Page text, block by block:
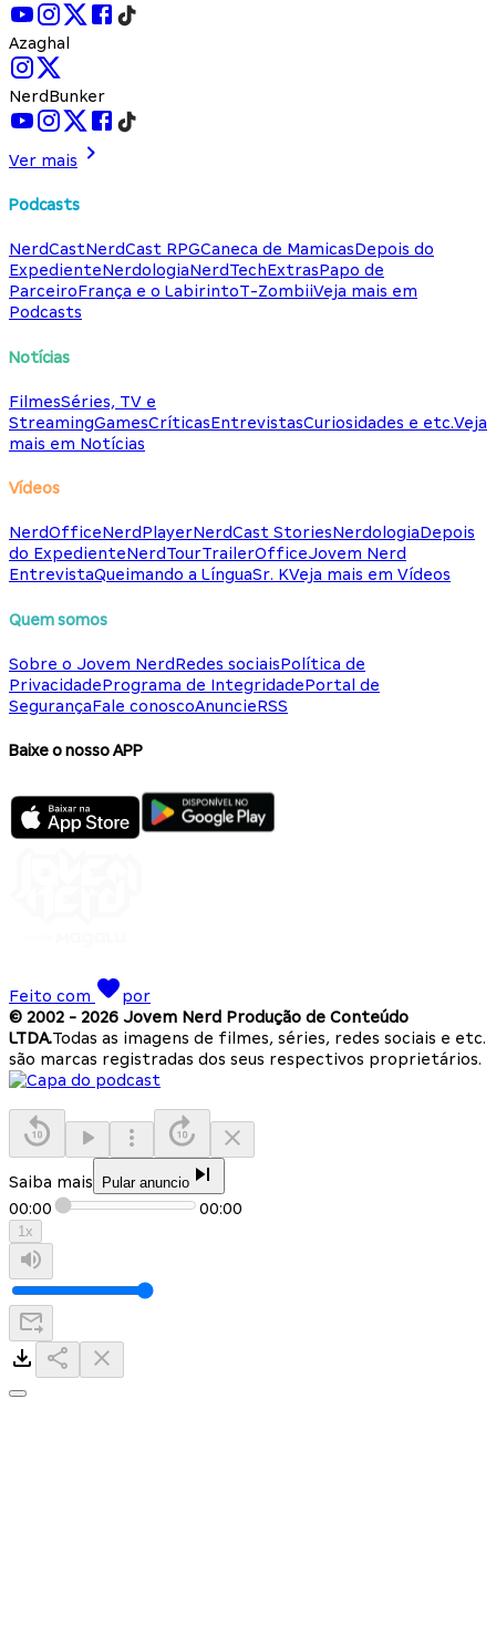
Azaghal
NerdBunker
Ver mais
Podcasts
NerdCastNerdCast RPGCaneca de MamicasDepois do
ExpedienteNerdologiaNerdTechExtrasPapo de
ParceiroFrança e o LabirintoT-ZombiiVeja mais em
Podcasts
Notícias
FilmesSéries, TV e
StreamingGamesCríticasEntrevistasCuriosidades e etc.Veja
mais em Notícias
Vídeos
NerdOfficeNerdPlayerNerdCast StoriesNerdologiaDepois
do ExpedienteNerdTourTrailerOfficeJovem Nerd
EntrevistaQueimando a LínguaSr. KVeja mais em Vídeos
Quem somos
Sobre o Jovem NerdRedes sociaisPolítica de
PrivacidadePrograma de IntegridadePortal de
SegurançaFale conoscoAnuncieRSS
Baixe o nosso APP
Feito com
por
© 2002 - 2026 Jovem Nerd Produção de Conteúdo
LTDA.Todas as imagens de filmes, séries, redes sociais e etc.
são marcas registradas dos seus respectivos proprietários.
Saiba mais Pular anuncio
00:00 00:00
1x